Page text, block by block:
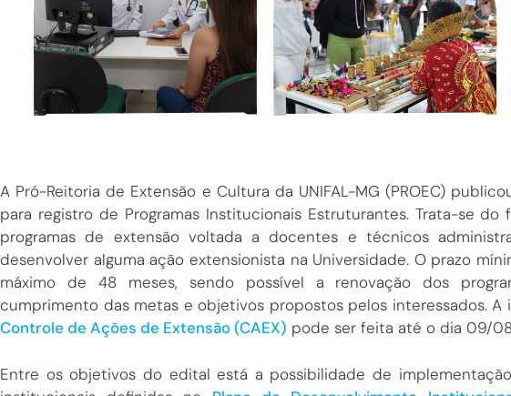
A Pró-Reitoria de Extensão e Cultura da UNIFAL-MG (PROEC)
para registro de Programas Institucionais Estruturantes. Trata-se
programas de extensão voltada a docentes e técnicos
desenvolver alguma ação extensionista na Universidade. O prazo
máximo de 48 meses, sendo possível a renovação dos
cumprimento das metas e objetivos propostos pelos interessados. A
Controle de Ações de Extensão (CAEX) pode ser feita até o dia 09/
Entre os objetivos do edital está a possibilidade de